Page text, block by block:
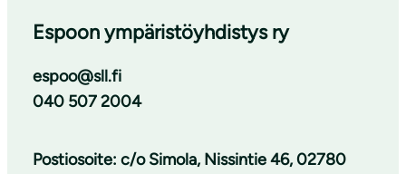
Espoon ympäristöyhdistys ry
espoo@sll.fi
040 507 2004
Postiosoite: c/o Simola, Nissintie 46, 02780